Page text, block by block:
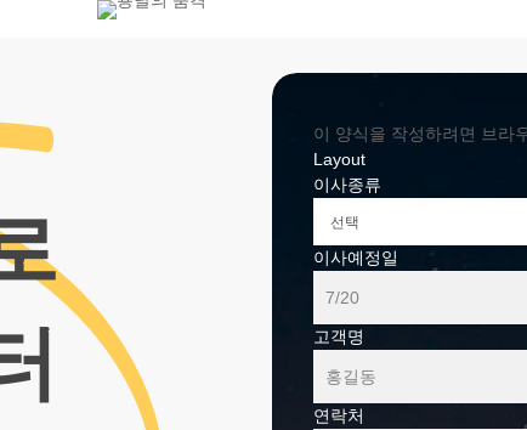
이 양식을 작성하려면 브라
Layout
이사종류
이사예정일
고객명
연락처